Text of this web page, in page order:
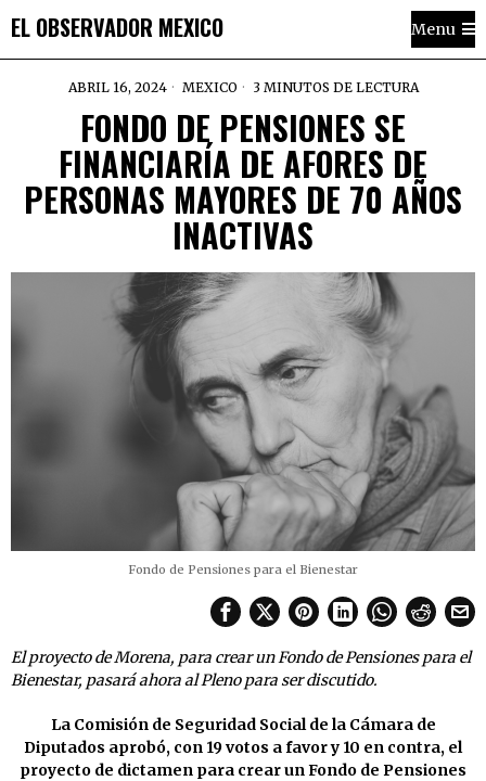
EL OBSERVADOR MEXICO Menu
ABRIL 16, 2024 MEXICO 3 MINUTOS DE LECTURA
FONDO DE PENSIONES SE
FINANCIARÍA DE AFORES DE
PERSONAS MAYORES DE 70 AÑOS
INACTIVAS
Fondo de Pensiones para el Bienestar
El proyecto de Morena, para crear un Fondo de Pensiones para el
Bienestar, pasará ahora al Pleno para ser discutido.
La Comisión de Seguridad Social de la Cámara de
Diputados aprobó, con 19 votos a favor y 10 en contra, el
proyecto de dictamen para crear un Fondo de Pensiones